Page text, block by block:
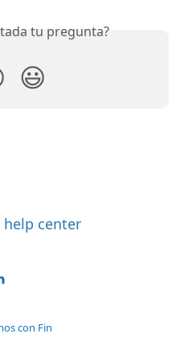
tu pregunta?
😃
con Fin